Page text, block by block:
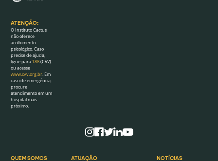
ATENÇÃO:
O Instituto Cactus
não oferece
acolhimento
psicológico. Caso
precise de ajuda,
ligue para 188(CVV)
ou acesse
www.cvv.org.br. Em
caso de emergência,
procure
atendimento em um
hospital mais
próximo.
QUEM SOMOS ATUAÇÃO NOTÍCIAS